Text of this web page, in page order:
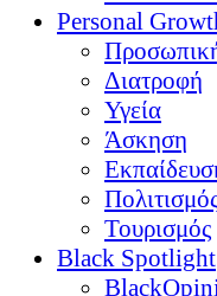
Personal
Διατροφή
Υγεία
Άσκηση
Τουρισμός
Black Spotlight